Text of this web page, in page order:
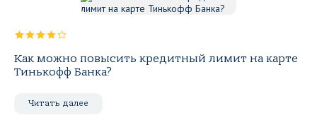
Как можно повысить кредитный лимит на карте
Тинькофф Банка?
Читать далее